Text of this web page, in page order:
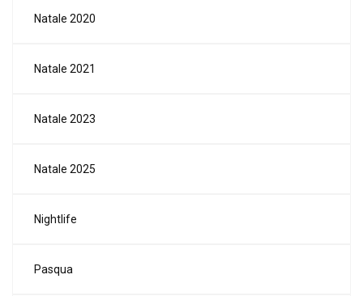
Natale 2020
Natale 2021
Natale 2023
Natale 2025
Nightlife
Pasqua